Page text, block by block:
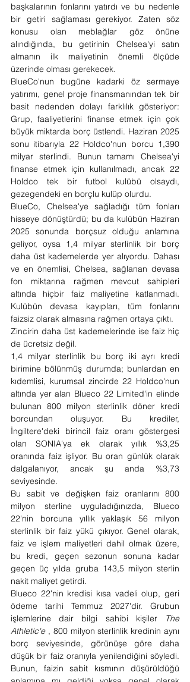
başkalarının fonlarını yatırdı ve bu nedenle
bir getiri sağlaması gerekiyor. Zaten söz
konusu olan meblağlar göz önüne
alındığında, bu getirinin Chelsea'yi satın
almanın ilk maliyetinin önemli ölçüde
üzerinde olması gerekecek.
BlueCo'nun bugüne kadarki öz sermaye
yatırımı, genel proje finansmanından tek bir
basit nedenden dolayı farklılık gösteriyor:
Grup, faaliyetlerini finanse etmek için çok
büyük miktarda borç üstlendi. Haziran 2025
sonu itibarıyla 22 Holdco'nun borcu 1,390
milyar sterlindi. Bunun tamamı Chelsea'yi
finanse etmek için kullanılmadı, ancak 22
Holdco tek bir futbol kulübü olsaydı,
gezegendeki en borçlu kulüp olurdu.
BlueCo, Chelsea'ye sağladığı tüm fonları
hisseye dönüştürdü; bu da kulübün Haziran
2025 sonunda borçsuz olduğu anlamına
geliyor, oysa 1,4 milyar sterlinlik bir borç
daha üst kademelerde yer alıyordu. Dahası
ve en önemlisi, Chelsea, sağlanan devasa
fon miktarına rağmen mevcut sahipleri
altında hiçbir faiz maliyetine katlanmadı.
Kulübün devasa kayıpları, tüm fonlarını
faizsiz olarak almasına rağmen ortaya çıktı.
Zincirin daha üst kademelerinde ise faiz hiç
de ücretsiz değil.
1,4 milyar sterlinlik bu borç iki ayrı kredi
birimine bölünmüş durumda; bunlardan en
kıdemlisi, kurumsal zincirde 22 Holdco'nun
altında yer alan Blueco 22 Limited'in elinde
bulunan 800 milyon sterlinlik döner kredi
borcundan oluşuyor. Bu krediler,
İngiltere'deki birincil faiz oranı göstergesi
olan SONIA'ya ek olarak yıllık %3,25
oranında faiz işliyor. Bu oran günlük olarak
dalgalanıyor, ancak şu anda %3,73
seviyesinde.
Bu sabit ve değişken faiz oranlarını 800
milyon sterline uyguladığınızda, Blueco
22'nin borcuna yıllık yaklaşık 56 milyon
sterlinlik bir faiz yükü çıkıyor. Genel olarak,
faiz ve işlem maliyetleri dahil olmak üzere,
bu kredi, geçen sezonun sonuna kadar
geçen üç yılda gruba 143,5 milyon sterlin
nakit maliyet getirdi.
Blueco 22'nin kredisi kısa vadeli olup, geri
ödeme tarihi Temmuz 2027'dir. Grubun
işlemlerine dair bilgi sahibi kişiler
The
Athletic'e , 800 milyon sterlinlik kredinin aynı
borç seviyesinde, görünüşe göre daha
düşük bir faiz oranıyla yenilendiğini söyledi.
Bunun, faizin sabit kısmının düşürüldüğü